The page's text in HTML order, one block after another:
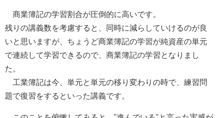
商業簿記の学習割合が圧倒的に高いです。
残りの講義数を考慮すると、同時に減らしていけるのが良
いと思いますが、ちょうど商業簿記の学習が純資産の単元
で連続して学習できるので、商業簿記の学習となりまし
た。
工業簿記は今、単元と単元の移り変わりの時で、練習問
題で復習をするといった講義です。